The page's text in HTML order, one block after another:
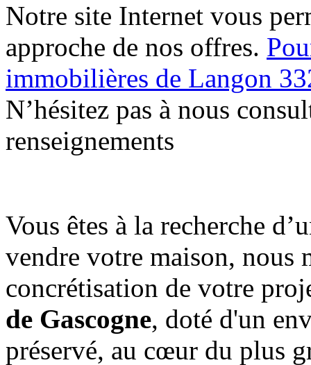
Notre site Internet vous
approche de nos offres.
immobilières de Langon
N’hésitez pas à nous
renseignements
Vous êtes à la recherche
vendre votre maison,
concrétisation de votre
de Gascogne, doté d'un
préservé, au cœur du plus